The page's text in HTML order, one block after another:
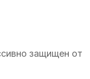
защищен от